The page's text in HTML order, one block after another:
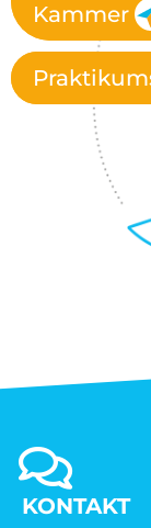
Kammer
KONTAKT